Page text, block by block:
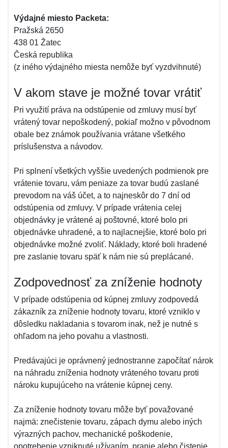
Výdajné miesto Packeta:
Pražská 2650
438 01 Žatec
Česká republika
(z iného výdajného miesta nemôže byť vyzdvihnuté)
V akom stave je možné tovar vrátiť
Pri využití práva na odstúpenie od zmluvy musí byť
vrátený tovar nepoškodený, pokiaľ možno v pôvodnom
obale bez známok používania vrátane všetkého
príslušenstva a návodov.
Pri splnení všetkých vyššie uvedených podmienok pre
vrátenie tovaru, vám peniaze za tovar budú zaslané
prevodom na váš účet, a to najneskôr do 7 dní od
odstúpenia od zmluvy. V prípade vrátenia celej
objednávky je vrátené aj poštovné, ktoré bolo pri
objednávke uhradené, a to najlacnejšie, ktoré bolo pri
objednávke možné zvoliť. Náklady, ktoré boli hradené
pre zaslanie tovaru späť k nám nie sú preplácané.
Zodpovednosť za zníženie hodnoty
V prípade odstúpenia od kúpnej zmluvy zodpovedá
zákazník za zníženie hodnoty tovaru, ktoré vzniklo v
dôsledku nakladania s tovarom inak, než je nutné s
ohľadom na jeho povahu a vlastnosti.
Predávajúci je oprávnený jednostranne započítať nárok
na náhradu zníženia hodnoty vráteného tovaru proti
nároku kupujúceho na vrátenie kúpnej ceny.
Za zníženie hodnoty tovaru môže byť považované
najmä: znečistenie tovaru, zápach dymu alebo iných
výrazných pachov, mechanické poškodenie,
opotrebenie vzniknuté užívaním, pranie alebo čistenie